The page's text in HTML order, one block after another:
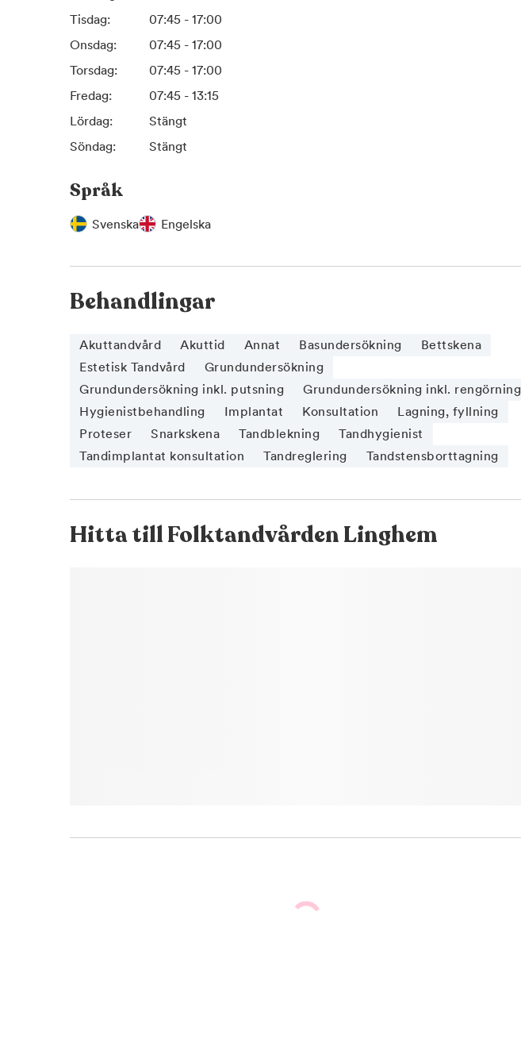
Tisdag:
07:45 - 17:00
Onsdag:
07:45 - 17:00
Torsdag:
07:45 - 17:00
Fredag:
07:45 - 13:15
Lördag:
Stängt
Söndag:
Stängt
Språk
Svenska Engelska
Behandlingar
Akuttandvård Akuttid Annat Basundersökning
Bettskena
Estetisk Tandvård
Grundundersökning
Grundundersökning inkl. putsning
Grundundersökning inkl. rengörning
Hygienistbehandling
Implantat Konsultation
Lagning, fyllning
Proteser
Snarkskena Tandblekning
Tandhygienist
Tandimplantat konsultation
Tandreglering Tandstensborttagning
Hitta tillFolktandvården Linghem